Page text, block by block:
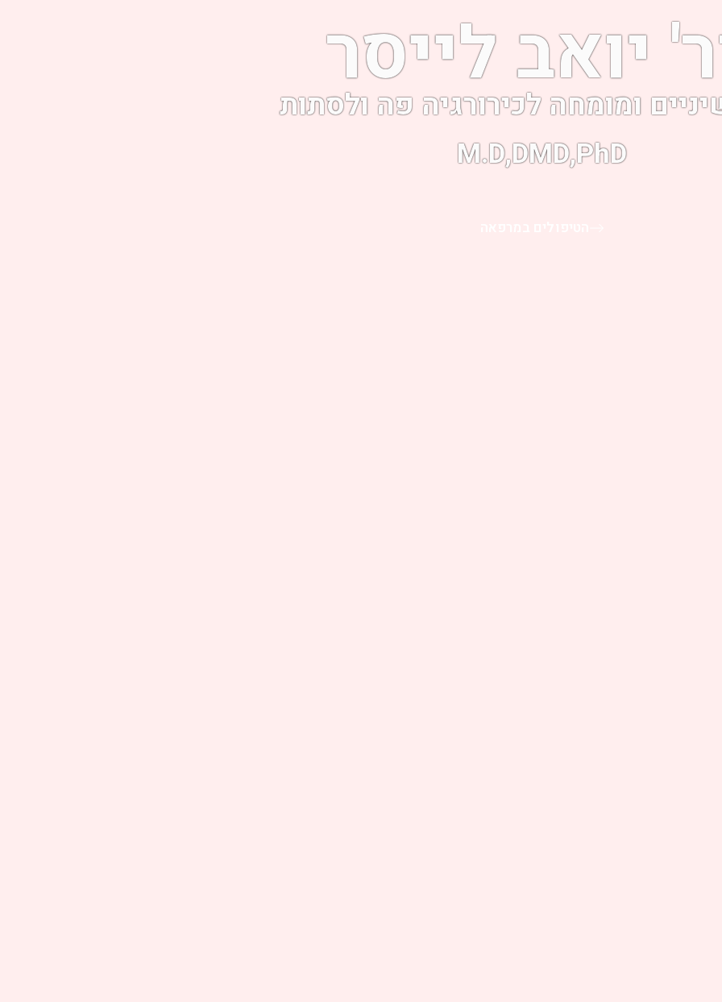
יואב לייסר
ומומחה לכירורגיה פה ולסתות
M.D,DMD,phD